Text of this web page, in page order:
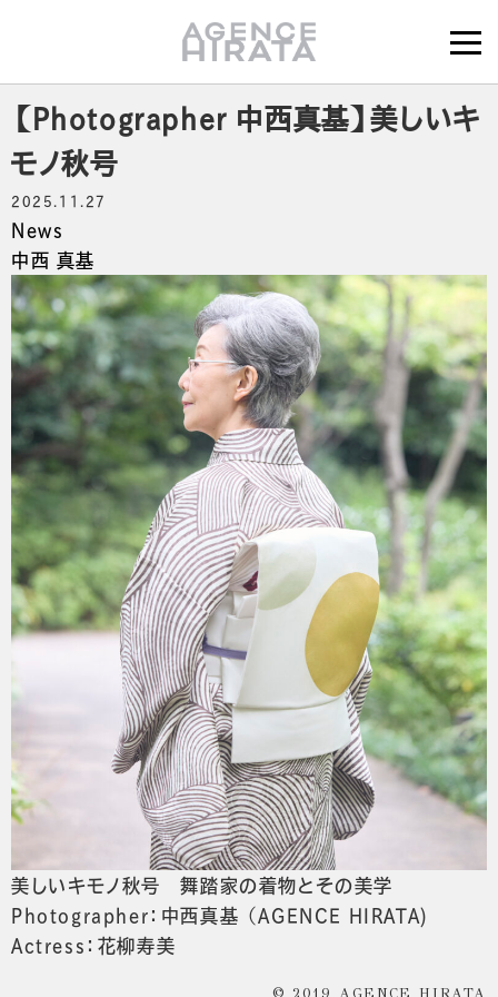
【Photographer 中西真基】美しいキ
モノ秋号
2025.11.27
News
中西 真基
美しいキモノ秋号 舞踏家の着物とその美学
Photographer：中西真基 （AGENCE HIRATA)
Actress：花柳寿美